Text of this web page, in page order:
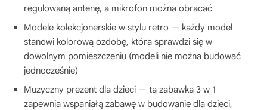
regulowaną antenę, a mikrofon można obracać
Modele kolekcjonerskie w stylu retro — każdy model
stanowi kolorową ozdobę, która sprawdzi się w
dowolnym pomieszczeniu (modeli nie można budować
jednocześnie)
Muzyczny prezent dla dzieci — ta zabawka 3 w 1
zapewnia wspaniałą zabawę w budowanie dla dzieci,